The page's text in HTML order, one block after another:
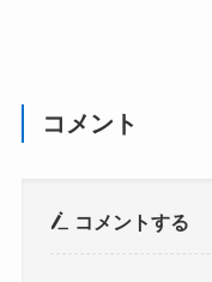
コメント
コメントする